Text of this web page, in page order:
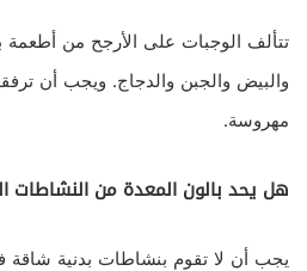
تتألف الوجبات على الأرجح من
والبيض والجبن والدجاج. ويجب أن
مهروسة.
هل يحد بالون المعدة من النشاطات
يجب أن لا تقوم بنشاطات بدنية شاقة